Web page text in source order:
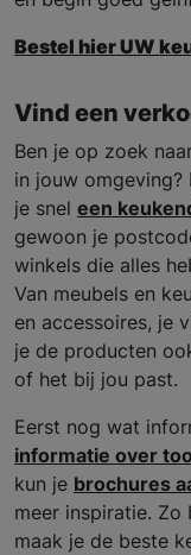
Bestel hier UW
Vind een
Ben je op zoek
in jouw
je snel een
gewoon je
winkels die alles
Van meubels en
en accessoires, je
je de producten
of het bij jou past.
Eerst nog wat
informatie over
kun je brochures
meer inspiratie.
maak je de beste